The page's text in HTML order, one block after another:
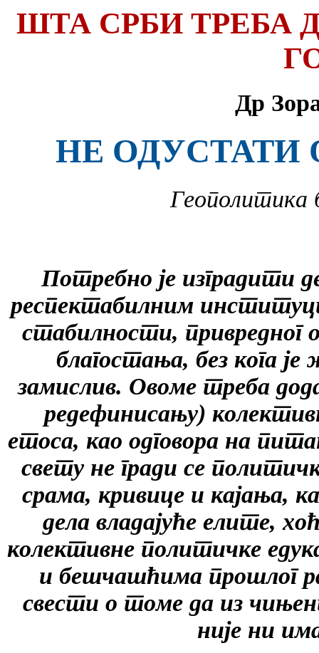
ШТА СРБИ ТРЕБА
Др
НЕ ОДУСТАТИ
Геополитика
Потребно је изградити
респектабилним
стабилности, привредног
благостања, без кога
замислив. Овоме треба
редефинисању)
етоса, као одговора на
свету не гради се
срама, кривице и кајања,
дела владајуће елите,
колективне политичке
и бешчашћима прошлог
свести о томе да из
није ни